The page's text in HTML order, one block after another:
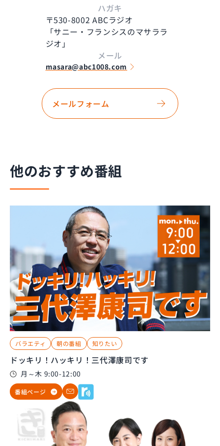
ハガキ
〒530-8002 ABCラジオ
「サニー・フランシスのマサララ
ジオ」
メール
masara@abc1008.com
メールフォーム
他のおすすめ番組
バラエティ 朝の番組 知りたい
ドッキリ！ハッキリ！三代澤康司です
月～木 9:00-12:00
番組ページ